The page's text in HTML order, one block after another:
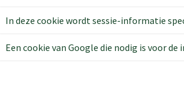
In deze cookie wordt sessie-informatie
Een cookie van Google die nodig is voor